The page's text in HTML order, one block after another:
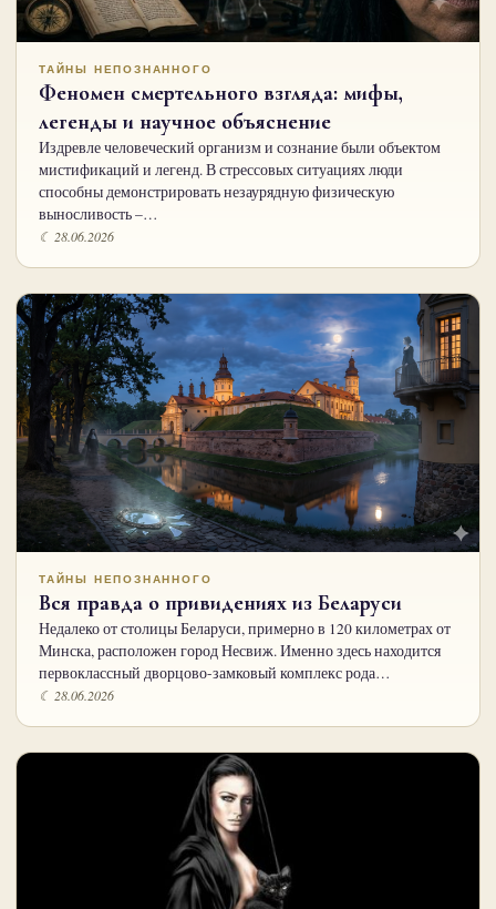
ТАЙНЫ НЕПОЗНАННОГО
Феномен смертельного взгляда: мифы,
легенды и научное объяснение
Издревле человеческий организм и сознание были объектом
мистификаций и легенд. В стрессовых ситуациях люди
способны демонстрировать незаурядную физическую
выносливость –…
☾ 28.06.2026
ТАЙНЫ НЕПОЗНАННОГО
Вся правда о привидениях из Беларуси
Недалеко от столицы Беларуси, примерно в 120 километрах от
Минска, расположен город Несвиж. Именно здесь находится
первоклассный дворцово-замковый комплекс рода…
☾ 28.06.2026